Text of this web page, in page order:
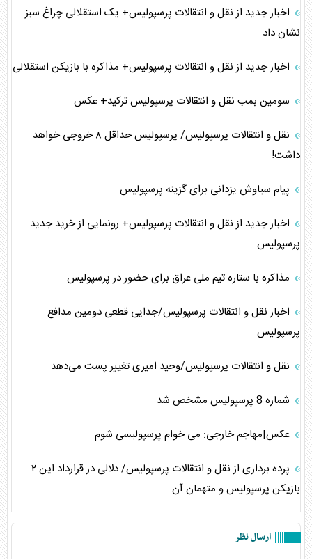
اخبار جدید از نقل و انتقالات پرسپولیس+ یک استقلالی چراغ سبز
نشان داد
اخبار جدید از نقل و انتقالات پرسپولیس+ مذاکره با بازیکن استقلالی
سومین بمب نقل و انتقالات پرسپولیس ترکید+ عکس
نقل و انتقالات پرسپولیس/ پرسپولیس حداقل ۸ خروجی خواهد
داشت!
پیام سیاوش یزدانی برای گزینه پرسپولیس
اخبار جدید از نقل و انتقالات پرسپولیس+ رونمایی از خرید جدید
پرسپولیس
مذاکره با ستاره تیم ملی عراق برای حضور در پرسپولیس
اخبار نقل و انتقالات پرسپولیس/جدایی قطعی دومین مدافع
پرسپولیس
نقل و انتقالات پرسپولیس/وحید امیری تغییر پست می‌دهد
شماره 8 پرسپولیس مشخص شد
عکس|مهاجم خارجی: مى خوام پرسپوليسى شوم
پرده بردارى از نقل و انتقالات پرسپولیس/ دلالى در قرارداد اين ٢
بازيكن پرسپوليس و متهمان آن
ارسال نظر